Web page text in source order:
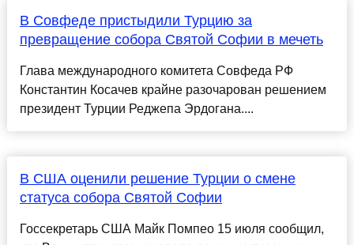
В Совфеде пристыдили Турцию за
превращение собора Святой Софии в мечеть
Глава международного комитета Совфеда РФ
Константин Косачев крайне разочарован решением
президент Турции Реджепа Эрдогана....
В США оценили решение Турции о смене
статуса собора Святой Софии
Госсекретарь США Майк Помпео 15 июля сообщил,